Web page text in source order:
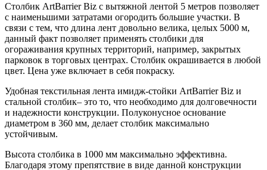
Столбик ArtBarrier Biz с вытяжной лентой 5 метров позволяет
с наименьшими затратами огородить большие участки. В
связи с тем, что длина лент довольно велика, целых 5000 м,
данный факт позволяет применять столбики для
огораживания крупных территорий, например, закрытых
парковок в торговых центрах. Столбик окрашивается в любой
цвет. Цена уже включает в себя покраску.
Удобная текстильная лента имидж-стойки ArtBarrier Biz и
стальной столбик– это то, что необходимо для долговечности
и надежности конструкции. Полуконусное основание
диаметром в 360 мм, делает столбик максимально
устойчивым.
Высота столбика в 1000 мм максимально эффективна.
Благодаря этому препятствие в виде данной конструкции